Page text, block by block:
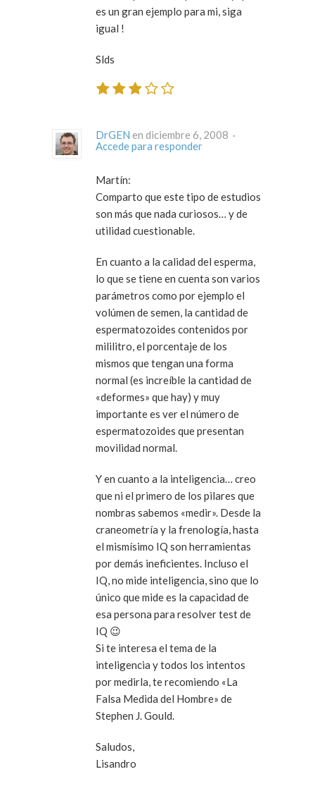
es un gran ejemplo para mi, siga
igual !
Slds
DrGEN
en diciembre 6, 2008 ·
Accede para responder
Martín:
Comparto que este tipo de estudios
son más que nada curiosos… y de
utilidad cuestionable.
En cuanto a la calidad del esperma,
lo que se tiene en cuenta son varios
parámetros como por ejemplo el
volúmen de semen, la cantidad de
espermatozoides contenidos por
mililitro, el porcentaje de los
mismos que tengan una forma
normal (es increíble la cantidad de
«deformes» que hay) y muy
importante es ver el número de
espermatozoides que presentan
movilidad normal.
Y en cuanto a la inteligencia… creo
que ni el primero de los pilares que
nombras sabemos «medir». Desde la
craneometría y la frenología, hasta
el mismísimo IQ son herramientas
por demás ineficientes. Incluso el
IQ, no mide inteligencia, sino que lo
único que mide es la capacidad de
esa persona para resolver test de
IQ 😉
Si te interesa el tema de la
inteligencia y todos los intentos
por medirla, te recomiendo «La
Falsa Medida del Hombre» de
Stephen J. Gould.
Saludos,
Lisandro